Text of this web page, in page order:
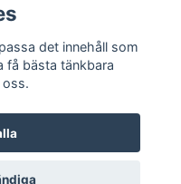
det innehåll som
få bästa tänkbara
oss.